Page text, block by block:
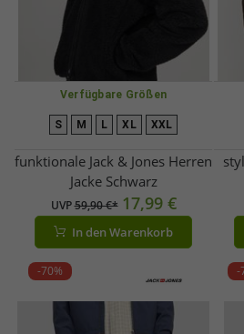
Verfügbare Größen
S M L XL XXL
funktionale Jack & Jones Herren
Jacke Schwarz
UVP59,90 €* 17,99 €
In den Warenkorb
-70% -